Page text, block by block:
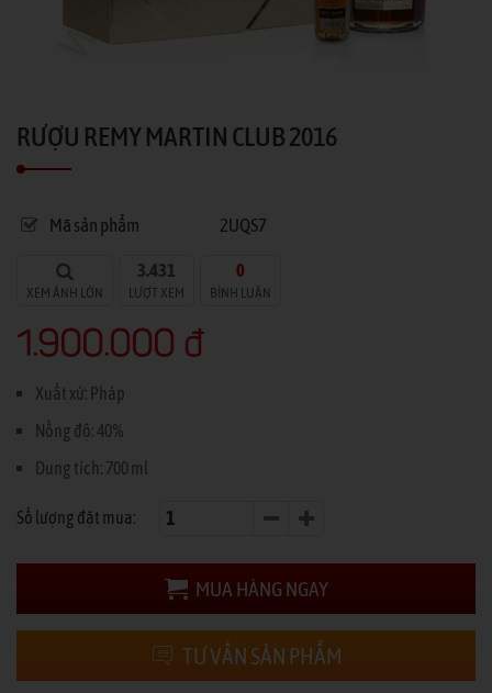
RƯỢU REMY MARTIN CLUB 2016
Mã sản phẩm 2UQS7
XEM ẢNH LỚN
3.431
LƯỢT XEM
0
BÌNH LUẬN
1.900.000 đ
Xuất xứ: Pháp
Nồng độ: 40%
Dung tích: 700 ml
Số lượng đặt mua:
MUA HÀNG NGAY
TƯ VẤN SẢN PHẨM